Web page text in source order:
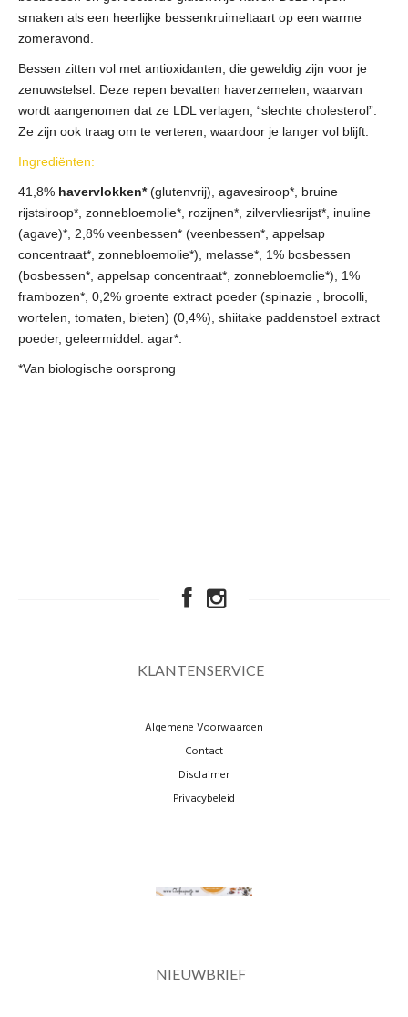
smaken als een heerlijke bessenkruimeltaart op een warme
zomeravond.
Bessen zitten vol met antioxidanten, die geweldig zijn voor je
zenuwstelsel. Deze repen bevatten haverzemelen, waarvan
wordt aangenomen dat ze LDL verlagen, “slechte cholesterol”.
Ze zijn ook traag om te verteren, waardoor je langer vol blijft.
Ingrediënten:
41,8% havervlokken*(glutenvrij), agavesiroop*, bruine
rijstsiroop*, zonnebloemolie*, rozijnen*, zilvervliesrijst*, inuline
(agave)*, 2,8% veenbessen* (veenbessen*, appelsap
concentraat*, zonnebloemolie*), melasse*, 1% bosbessen
(bosbessen*, appelsap concentraat*, zonnebloemolie*), 1%
frambozen*, 0,2% groente extract poeder (spinazie , brocolli,
wortelen, tomaten, bieten) (0,4%), shiitake paddenstoel extract
poeder, geleermiddel: agar*.
*Van biologische oorsprong
KLANTENSERVICE
Algemene Voorwaarden
Contact
Disclaimer
Privacybeleid
NIEUWBRIEF